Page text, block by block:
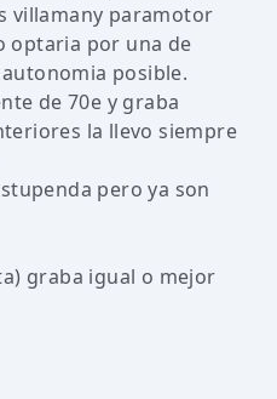
villamany paramotor
optaria por una de
posible.
de 70e y graba
la llevo siempre
pero ya son
graba igual o mejor